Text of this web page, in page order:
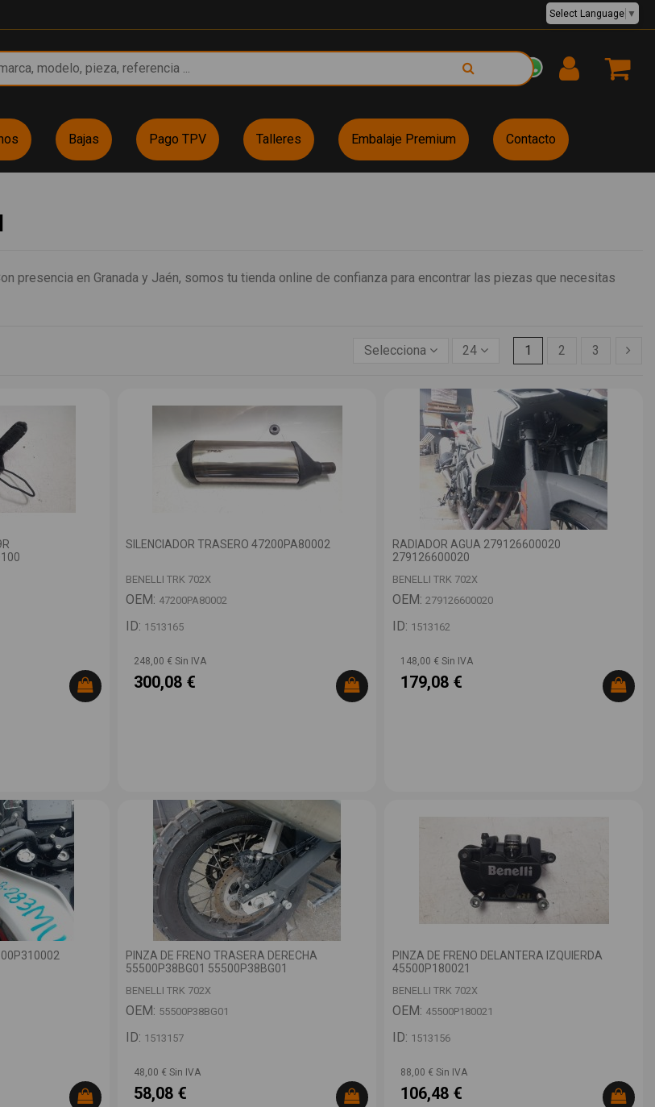
EUR €
Select Language ▼
Bajas Pago TPV Talleres Embalaje Premium Contacto
presencia en Granada y Jaén, somos tu tienda online de confianza para encontrar las piezas que necesitas
Selecciona 24 1 2 3
SILENCIADOR TRASERO 47200PA80002
BENELLI TRK 702X
OEM: 47200PA80002
ID: 1513165
248,00 € Sin IVA
300,08 €
RADIADOR AGUA 279126600020
279126600020
BENELLI TRK 702X
OEM: 279126600020
ID: 1513162
148,00 € Sin IVA
179,08 €
PINZA DE FRENO TRASERA DERECHA
55500P38BG01 55500P38BG01
BENELLI TRK 702X
OEM: 55500P38BG01
ID: 1513157
48,00 € Sin IVA
58,08 €
PINZA DE FRENO DELANTERA IZQUIERDA
45500P180021
BENELLI TRK 702X
OEM: 45500P180021
ID: 1513156
88,00 € Sin IVA
106,48 €